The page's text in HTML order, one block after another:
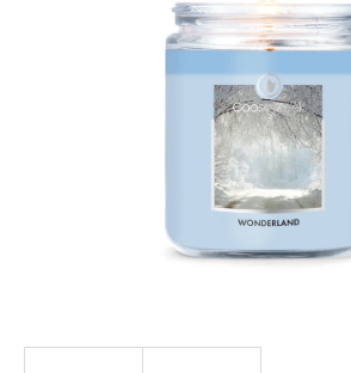
hvězdiček.